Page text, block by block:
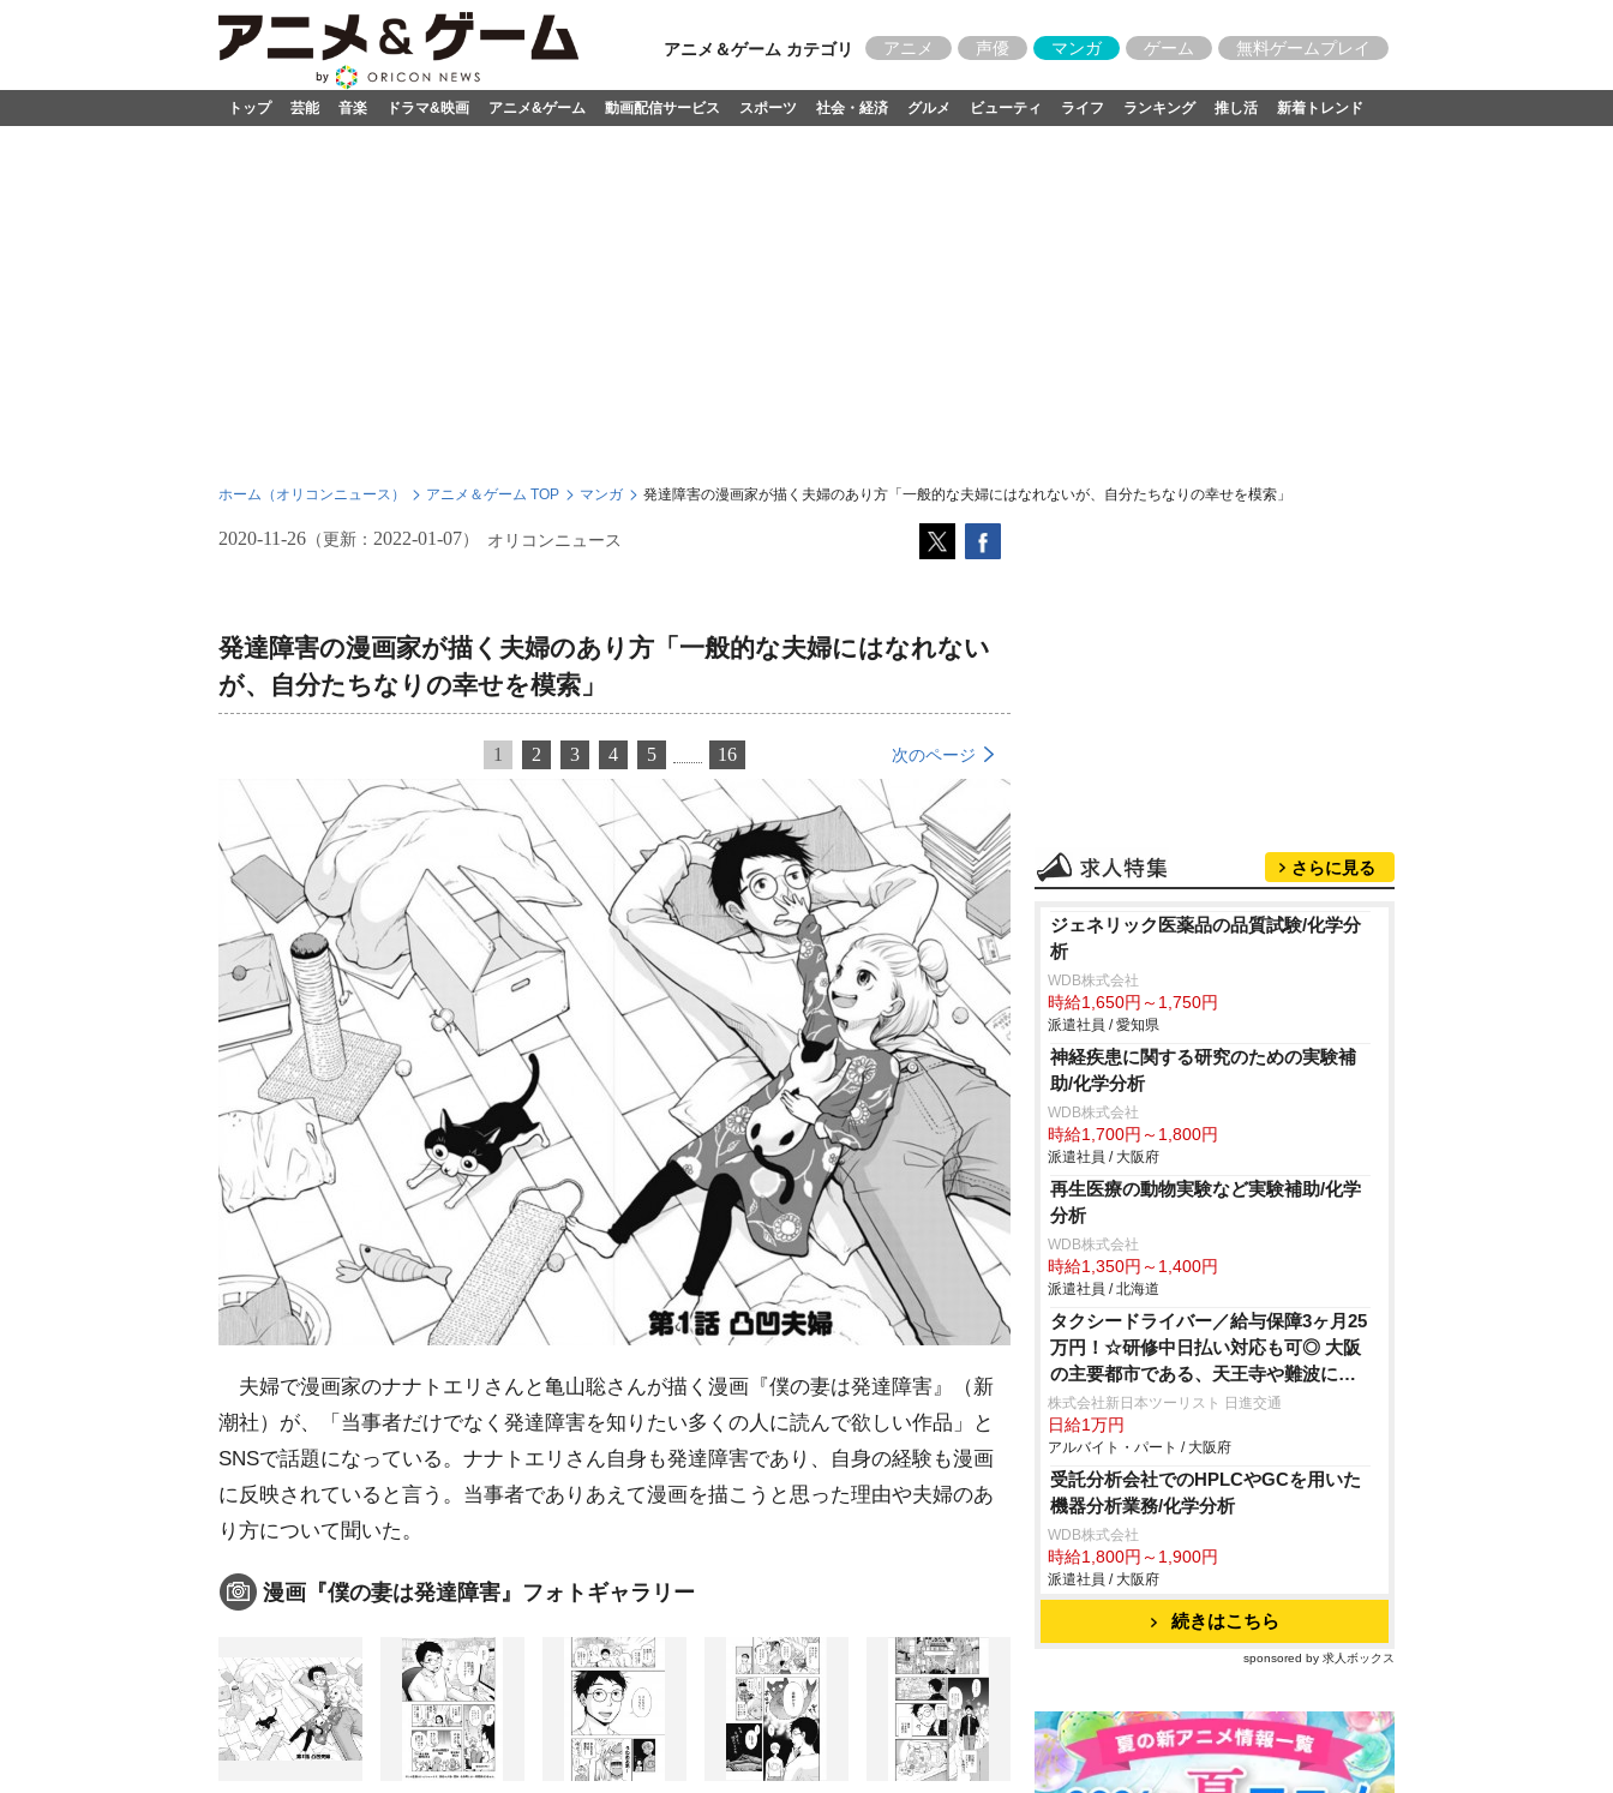
アニメ＆ゲーム カテゴリ アニメ 声優 マンガ ゲーム 無料ゲームプレイ
トップ 芸能 音楽 ドラマ&映画 アニメ&ゲーム 動画配信サービス スポーツ 社会・経済 グルメ ビューティ ライフ ランキング 推し活 新着トレンド
ホーム（オリコンニュース） アニメ＆ゲーム TOP マンガ 発達障害の漫画家が描く夫婦のあり方「一般的な夫婦にはなれないが、自分たちなりの幸せを模索」
2020-11-26 （更新： 2022-01-07） オリコンニュース
発達障害の漫画家が描く夫婦のあり方「一般的な夫婦にはなれない
が、自分たちなりの幸せを模索」
1 2 3 4 5 16 次のページ
夫婦で漫画家のナナトエリさんと亀山聡さんが描く漫画『僕の妻は発達障害』（新
潮社）が、「当事者だけでなく発達障害を知りたい多くの人に読んで欲しい作品」と
SNSで話題になっている。ナナトエリさん自身も発達障害であり、自身の経験も漫画
に反映されていると言う。当事者でありあえて漫画を描こうと思った理由や夫婦のあ
り方について聞いた。
漫画『僕の妻は発達障害』フォトギャラリー
さらに見る
ジェネリック医薬品の品質試験/化学分
析
WDB株式会社
時給1,650円～1,750円
派遣社員 / 愛知県
神経疾患に関する研究のための実験補
助/化学分析
WDB株式会社
時給1,700円～1,800円
派遣社員 / 大阪府
再生医療の動物実験など実験補助/化学
分析
WDB株式会社
時給1,350円～1,400円
派遣社員 / 北海道
タクシードライバー／給与保障3ヶ月25
万円！☆研修中日払い対応も可◎ 大阪
の主要都市である、天王寺や難波にす
ぐ向かえる好立地♪独自の教育プログラ
ムで稼げるまで完全サポート！
株式会社新日本ツーリスト 日進交通
日給1万円
アルバイト・パート / 大阪府
受託分析会社でのHPLCやGCを用いた
機器分析業務/化学分析
WDB株式会社
時給1,800円～1,900円
派遣社員 / 大阪府
続きはこちら
sponsored by 求人ボックス